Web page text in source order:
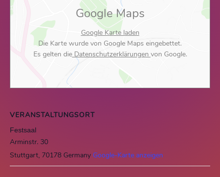
VERANSTALTUNGSORT
Festsaal
Arminstr. 30
Stuttgart, 70178 Germany Google-Karte anzeigen
Google Maps
Google Karte laden
Die Karte wurde von Google Maps eingebettet.
Es gelten dieDatenschutzerklärungen von Google.